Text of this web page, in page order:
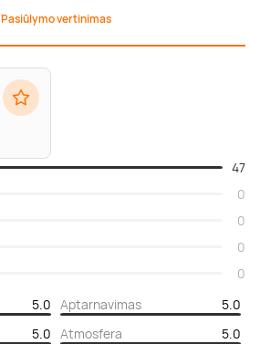
Pasiūlymo vertinimas
47
0
0
0
0
5.0 Aptarnavimas
5.0
5.0 Atmosfera 5.0